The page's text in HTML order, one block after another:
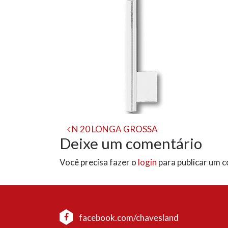
Navegação
de
post
N 20 LONGA GROSSA
Deixe um comentário
Você precisa fazer o login para publicar um
facebook.com/chavesland